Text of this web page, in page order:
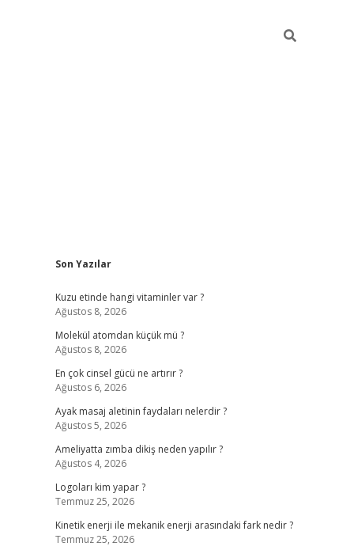
Sidebar
Son Yazılar
Kuzu etinde hangi vitaminler var ?
Ağustos 8, 2026
Molekül atomdan küçük mü ?
Ağustos 8, 2026
En çok cinsel gücü ne artırır ?
Ağustos 6, 2026
Ayak masaj aletinin faydaları nelerdir ?
Ağustos 5, 2026
Ameliyatta zımba dikiş neden yapılır ?
Ağustos 4, 2026
Logoları kim yapar ?
Temmuz 25, 2026
Kinetik enerji ile mekanik enerji arasındaki fark nedir ?
Temmuz 25, 2026